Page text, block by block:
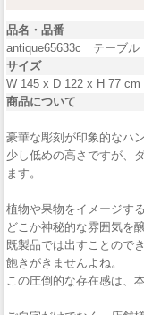
品名・品番
antique65633c テーブ
サイズ
W 145 x D 122 x H 77 cm
商品について
豪華な彫刻が印象的なハ
少し低めの高さですが、
ます。
植物や果物をイメージす
どこか神秘的な雰囲気を
既製品では出すことので
飽きがきませんよね。
この圧倒的な存在感は、